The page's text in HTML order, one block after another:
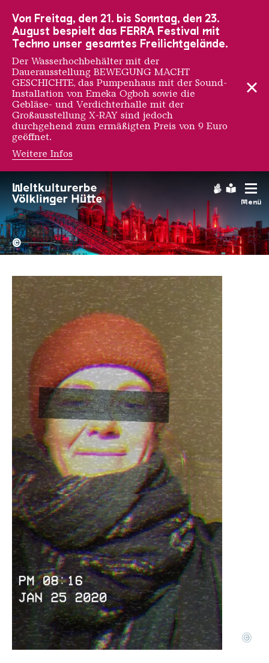
Menü
Krista Burger
Hochofengruppe in Rot
Copyright:
©
pasfoto krista
Copyright: Krista Kampvuur
©
Von Freitag, den 21. bis Sonntag, den 23.
August bespielt das FERRA Festival mit
Techno unser gesamtes Freilichtgelände.
Der Wasserhochbehälter mit der
Dauerausstellung BEWEGUNG MACHT
GESCHICHTE, das Pumpenhaus mit der Sound-
Installation von Emeka Ogboh sowie die
Gebläse- und Verdichterhalle mit der
Großausstellung X-RAY sind jedoch
durchgehend zum ermäßigten Preis von 9 Euro
geöffnet.
Weitere Infos